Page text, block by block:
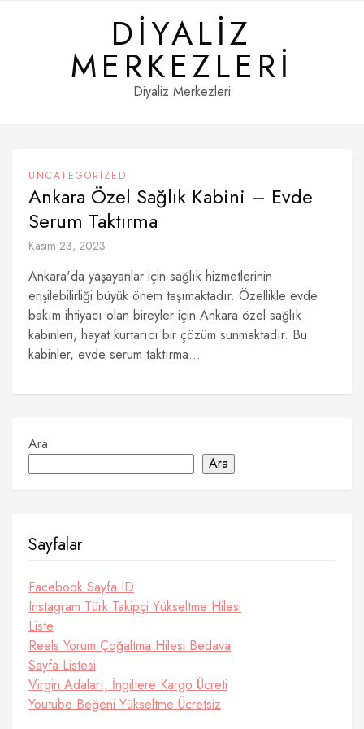
DIYALIZ
MERKEZLERI
Diyaliz Merkezleri
UNCATEGORIZED
Ankara Özel Sağlık Kabini – Evde
Serum Taktırma
Kasım 23, 2023
Ankara'da yaşayanlar için sağlık hizmetlerinin
erişilebilirliği büyük önem taşımaktadır. Özellikle evde
bakım ihtiyacı olan bireyler için Ankara özel sağlık
kabinleri, hayat kurtarıcı bir çözüm sunmaktadır. Bu
kabinler, evde serum taktırma...
Ara
Ara
Sayfalar
Facebook Sayfa ID
Instagram Türk Takipçi Yükseltme Hilesi
Liste
Reels Yorum Çoğaltma Hilesi Bedava
Sayfa Listesi
Virgin Adaları, İngiltere Kargo Ücreti
Youtube Beğeni Yükseltme Ücretsiz